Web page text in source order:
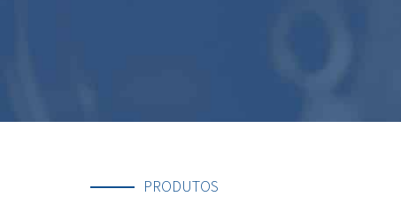
PRODUTOS